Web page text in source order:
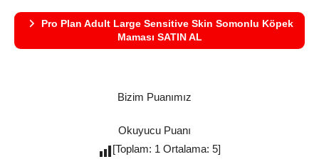
Pro Plan Adult Large Sensitive Skin Somonlu Köpek
Maması SATIN AL
Bizim Puanımız
Okuyucu Puanı
[Toplam: 1 Ortalama: 5]